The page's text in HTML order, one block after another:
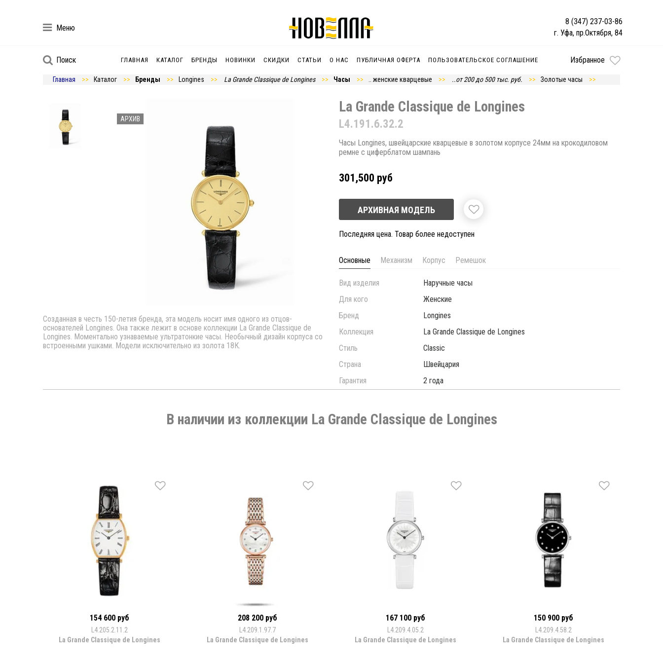
Меню
8 (347) 237-03-86
г. Уфа, пр.Октября, 84
Поиск ГЛАВНАЯ КАТАЛОГ БРЕНДЫ НОВИНКИ СКИДКИ СТАТЬИ О НАС ПУБЛИЧНАЯ ОФЕРТА ПОЛЬЗОВАТЕЛЬСКОЕ СОГЛАШЕНИЕ Избранное
Главная Каталог Бренды Longines La Grande Classique de Longines Часы .. женские кварцевые ..от 200 до 500 тыс. руб. Золотые часы
АРХИВ
Созданная в честь 150-летия бренда, эта модель носит имя одного из отцов-
основателей Longines. Она также лежит в основе коллекции La Grande Classique de
Longines. Моментально узнаваемые ультратонкие часы. Необычный дизайн корпуса со
встроенными ушками. Модели исключительно из золота 18К.
La Grande Classique de Longines
L4.191.6.32.2
Часы Longines, швейцарские кварцевые в золотом корпусе 24мм на крокодиловом
ремне с циферблатом шампань
301,500 руб
АРХИВНАЯ МОДЕЛЬ
Последняя цена. Товар более недоступен
Основные Механизм Корпус Ремешок
Вид изделия
Наручные часы
Для кого
Женские
Бренд
Longines
Коллекция
La Grande Classique de Longines
Стиль
Classic
Страна
Швейцария
Гарантия
2 года
В наличии из коллекции La Grande Classique de Longines
154 600 руб
L4.205.2.11.2
La Grande Classique de Longines
208 200 руб
L4.209.1.97.7
La Grande Classique de Longines
167 100 руб
L4.209.4.05.2
La Grande Classique de Longines
150 900 руб
L4.209.4.58.2
La Grande Classique de Longines